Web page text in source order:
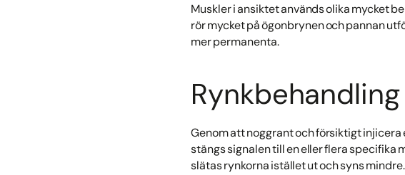
Muskler i ansiktet används olika mycket
rör mycket på ögonbrynen och pannan
mer permanenta.
Genom att noggrant och försiktigt
stängs signalen till en eller flera specifika
slätas rynkorna istället ut och syns mindre.